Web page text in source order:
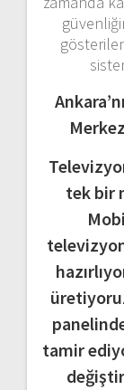
tek bir
tamir